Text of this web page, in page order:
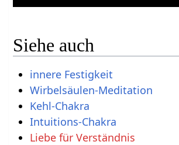
Siehe auch
innere Festigkeit
Wirbelsäulen-Meditation
Kehl-Chakra
Intuitions-Chakra
Liebe für Verständnis